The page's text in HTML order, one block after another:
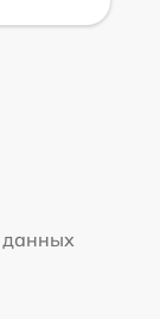
данных